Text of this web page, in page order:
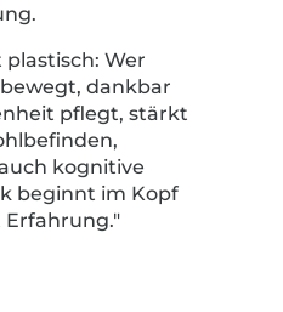
plastisch: Wer
dankbar
pflegt, stärkt
kognitive
beginnt im Kopf
Erfahrung."